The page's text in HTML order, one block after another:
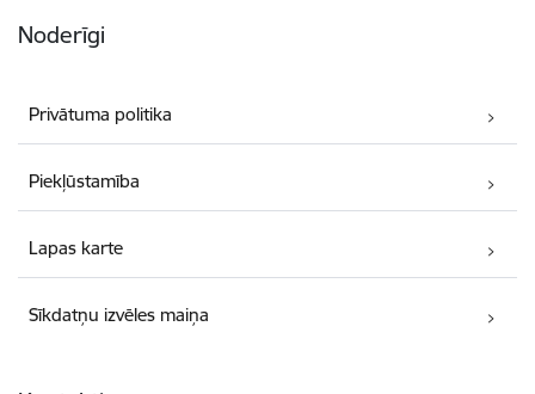
Noderīgi
Privātuma politika
Piekļūstamība
Lapas karte
Sīkdatņu izvēles maiņa